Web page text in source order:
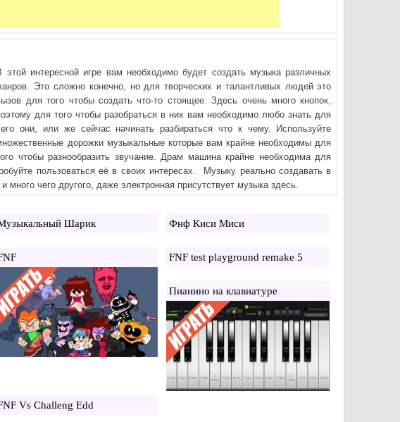
этой интересной игре вам необходимо будет создать музыка различных
Это сложно конечно, но для творческих и талантливых людей это
для того чтобы создать что-то стоящее. Здесь очень много кнопок,
для того чтобы разобраться в них вам необходимо любо знать для
они, или же сейчас начинать разбираться что к чему. Используйте
дорожки музыкальные которые вам крайне необходимы для
чтобы разнообразить звучание. Драм машина крайне необходима для
пользоваться её в своих интересах. Музыку реально создавать в
много чего другого, даже электронная присутствует музыка здесь.
Шарик Фнф Киси Миси
FNF test playground remake 5
Пианино на клавиатуре
Vs Challeng Edd